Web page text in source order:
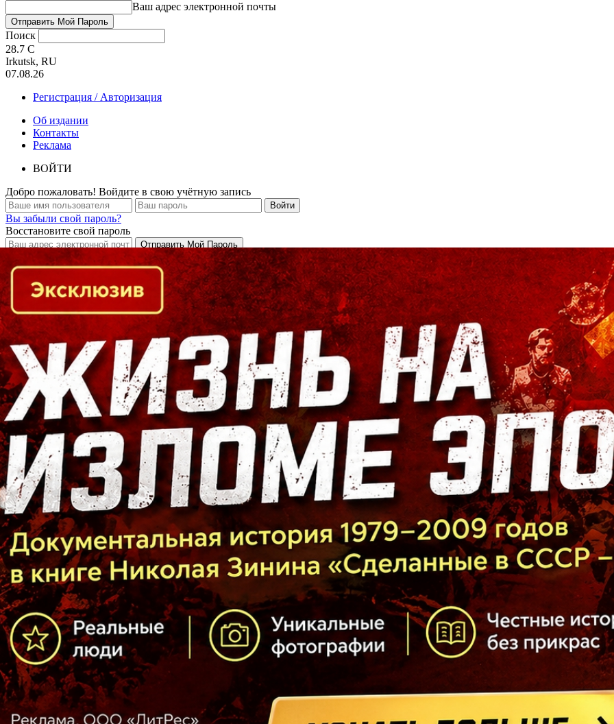
Ваш адрес электронной почты
Поиск
28.7 C
Irkutsk, RU
07.08.26
Регистрация / Авторизация
Об издании
Контакты
Реклама
ВОЙТИ
Добро пожаловать! Войдите в свою учётную запись
Вы забыли свой пароль?
Восстановите свой пароль
Кто есть кто в Байкальском регионе